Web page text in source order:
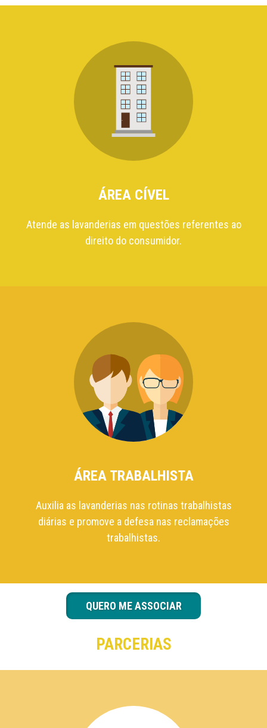
ÁREA CÍVEL
Atende as lavanderias em questões referentes ao
direito do consumidor.
ÁREA TRABALHISTA
Auxilia as lavanderias nas rotinas trabalhistas
diárias e promove a defesa nas reclamações
trabalhistas.
QUERO ME ASSOCIAR
PARCERIAS